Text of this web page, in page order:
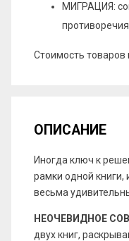
МИГРАЦИЯ:
Стоимость товаров
ОПИСАНИЕ
Иногда ключ к
рамки одной книги,
весьма
НЕОЧЕВИДНОЕ
двух книг,